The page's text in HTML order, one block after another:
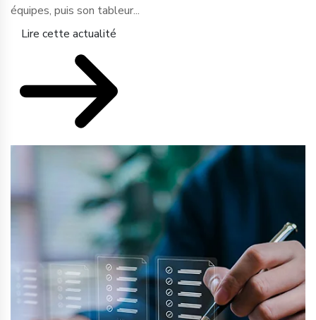
équipes, puis son tableur...
Lire cette actualité